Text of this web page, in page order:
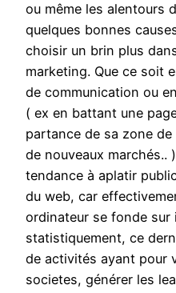
ou même les alentours
quelques bonnes
choisir un brin plus
marketing. Que ce soit
de communication ou
( ex en battant une
partance de sa zone
de nouveaux marchés..
tendance à aplatir
du web, car
ordinateur se fonde sur
statistiquement, ce
de activités ayant pour
societes, générer les